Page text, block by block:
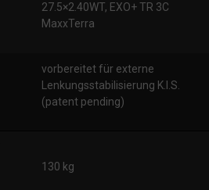
27.5×2.40WT, EXO+ TR 3C
MaxxTerra
vorbereitet für externe
Lenkungsstabilisierung K.I.S.
(patent pending)
130 kg